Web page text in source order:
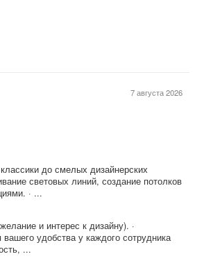
7 августа 2026
до смелых дизайнерских
световых линий, создание потолков
· ...
и интерес к дизайну). ·
удобства у каждого сотрудника
...